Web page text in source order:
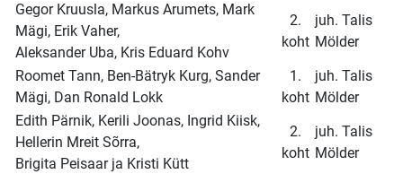
Gegor Kruusla, Markus Arumets, Mark
Mägi, Erik Vaher,
Aleksander Uba, Kris Eduard Kohv
2.
koht
juh. Talis
Mölder
Roomet Tann, Ben-Bätryk Kurg, Sander
Mägi, Dan Ronald Lokk
1.
koht
juh. Talis
Mölder
Edith Pärnik, Kerili Joonas, Ingrid Kiisk,
Hellerin Mreit Sõrra,
Brigita Peisaar ja Kristi Kütt
2.
koht
juh. Talis
Mölder